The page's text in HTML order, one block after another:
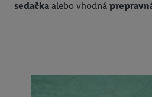
sedačka alebo vhodná